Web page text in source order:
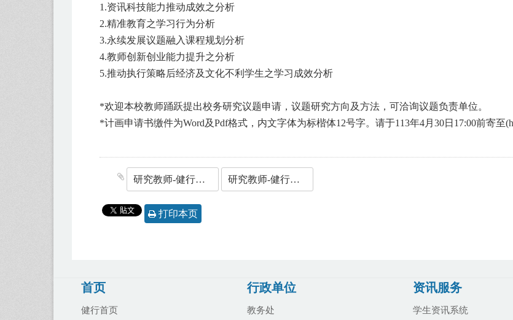
1.资讯科技能力推动成效之分析
2.精准教育之学习行为分析
3.永续发展议题融入课程规划分析
4.教师创新创业能力提升之分析
5.推动执行策略后经济及文化不利学生之学习成效分析
*欢迎本校教师踊跃提出校务研究议题申请，议题研究方向及方法，可洽询议题负责单位。
*计画申请书缴件为Word及Pdf格式，内文字体为标楷体12号字。请于113年4月30日17:00前寄至
研究教师-健行科技大学113年度校务研究议题计画申请注意事项.pdf 研究教师-健行科技大学113年度校务研究议题计画申请书-0430收件截止.docx
打印本页
首页
健行首页
行政单位
教务处
资讯服务
学生资讯系统